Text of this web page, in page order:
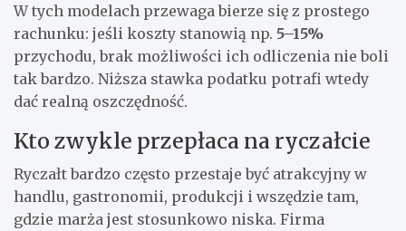
W tych modelach przewaga bierze się z prostego
rachunku: jeśli koszty stanowią np. 5–15%
przychodu, brak możliwości ich odliczenia nie boli
tak bardzo. Niższa stawka podatku potrafi wtedy
dać realną oszczędność.
Kto zwykle przepłaca na ryczałcie
Ryczałt bardzo często przestaje być atrakcyjny w
handlu, gastronomii, produkcji i wszędzie tam,
gdzie marża jest stosunkowo niska. Firma